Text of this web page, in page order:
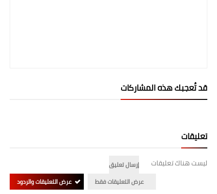
قد تُعجبك هذه المشاركات
تعليقات
ليست هناك تعليقات
إرسال تعليق
عرض التعليقات فقط
عرض التعليقات والردود